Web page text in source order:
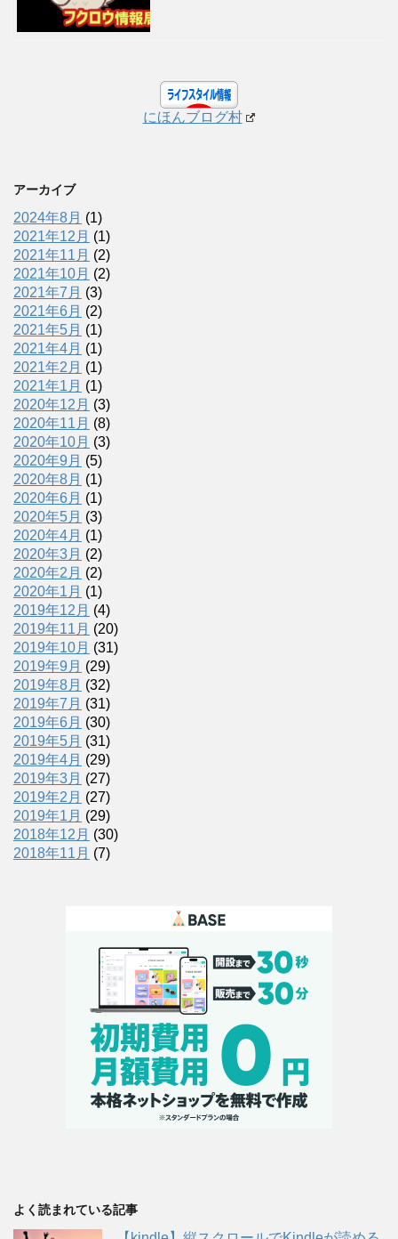
にほんブログ村
アーカイブ
2024年8月 (1)
2021年12月 (1)
2021年11月 (2)
2021年10月 (2)
2021年7月 (3)
2021年6月 (2)
2021年5月 (1)
2021年4月 (1)
2021年2月 (1)
2021年1月 (1)
2020年12月 (3)
2020年11月 (8)
2020年10月 (3)
2020年9月 (5)
2020年8月 (1)
2020年6月 (1)
2020年5月 (3)
2020年4月 (1)
2020年3月 (2)
2020年2月 (2)
2020年1月 (1)
2019年12月 (4)
2019年11月 (20)
2019年10月 (31)
2019年9月 (29)
2019年8月 (32)
2019年7月 (31)
2019年6月 (30)
2019年5月 (31)
2019年4月 (29)
2019年3月 (27)
2019年2月 (27)
2019年1月 (29)
2018年12月 (30)
2018年11月 (7)
よく読まれている記事